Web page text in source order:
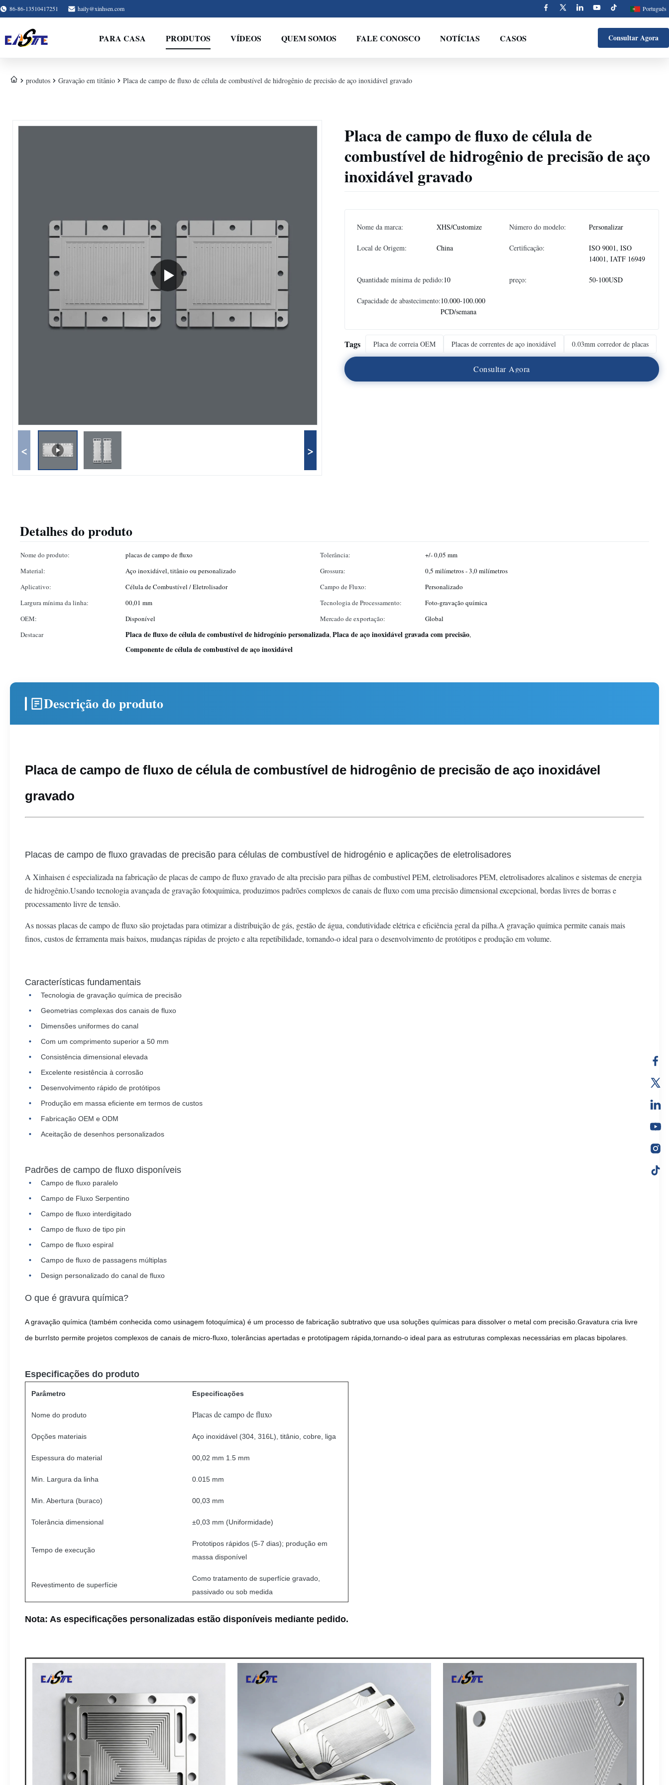
86-86-13510417251 haily@xinhsen.com Português
PARA CASA PRODUTOS VÍDEOS QUEM SOMOS FALE CONOSCO NOTÍCIAS CASOS Consultar Agora
produtos Gravação em titânio Placa de campo de fluxo de célula de combustível de hidrogênio de precisão de aço inoxidável gravado
< >
Placa de campo de fluxo de célula de
combustível de hidrogênio de precisão de aço
inoxidável gravado
Nome da marca: XHS/Customize Número do modelo: Personalizar
Local de Origem: China Certificação:
ISO 9001, ISO
14001, IATF 16949
Quantidade mínima de pedido:10 preço: 50-100USD
Capacidade de abastecimento:10.000-100.000
PCD/semana
Tags Placa de correia OEM Placas de correntes de aço inoxidável 0.03mm corredor de placas
Consultar Agora
Detalhes do produto
Nome do produto: placas de campo de fluxo Tolerância:
+/- 0,05 mm
Material:
Aço inoxidável, titânio ou personalizado Grossura:
0,5 milímetros - 3,0 milímetros
Aplicativo:
Célula de Combustível / Eletrolisador Campo de Fluxo:
Personalizado
Largura mínima da linha:
00,01 mm Tecnologia de Processamento:
Foto-gravação química
OEM:
Disponível Mercado de exportação:
Global
Destacar
Placa de fluxo de célula de combustível de hidrogénio personalizada,Placa de aço inoxidável gravada com precisão,
Componente de célula de combustível de aço inoxidável
Descrição do produto
Placa de campo de fluxo de célula de combustível de hidrogênio de precisão de aço inoxidável
gravado
Placas de campo de fluxo gravadas de precisão para células de combustível de hidrogénio e aplicações de eletrolisadores
A Xinhaisen é especializada na fabricação de placas de campo de fluxo gravado de alta precisão para pilhas de combustível PEM, eletrolisadores PEM, eletrolisadores alcalinos e sistemas de energia
de hidrogênio.Usando tecnologia avançada de gravação fotoquímica, produzimos padrões complexos de canais de fluxo com uma precisão dimensional excepcional, bordas livres de borras e
processamento livre de tensão.
As nossas placas de campo de fluxo são projetadas para otimizar a distribuição de gás, gestão de água, condutividade elétrica e eficiência geral da pilha.A gravação química permite canais mais
finos, custos de ferramenta mais baixos, mudanças rápidas de projeto e alta repetibilidade, tornando-o ideal para o desenvolvimento de protótipos e produção em volume.
Características fundamentais
Tecnologia de gravação química de precisão
Geometrias complexas dos canais de fluxo
Dimensões uniformes do canal
Com um comprimento superior a 50 mm
Consistência dimensional elevada
Excelente resistência à corrosão
Desenvolvimento rápido de protótipos
Produção em massa eficiente em termos de custos
Fabricação OEM e ODM
Aceitação de desenhos personalizados
Padrões de campo de fluxo disponíveis
Campo de fluxo paralelo
Campo de Fluxo Serpentino
Campo de fluxo interdigitado
Campo de fluxo de tipo pin
Campo de fluxo espiral
Campo de fluxo de passagens múltiplas
Design personalizado do canal de fluxo
O que é gravura química?
A gravação química (também conhecida como usinagem fotoquímica) é um processo de fabricação subtrativo que usa soluções químicas para dissolver o metal com precisão.Gravatura cria livre
de burrIsto permite projetos complexos de canais de micro-fluxo, tolerâncias apertadas e prototipagem rápida,tornando-o ideal para as estruturas complexas necessárias em placas bipolares.
Especificações do produto
Parâmetro Especificações
Nome do produto Placas de campo de fluxo
Opções materiais Aço inoxidável (304, 316L), titânio, cobre, liga
Espessura do material 00,02 mm 1.5 mm
Min. Largura da linha 0.015 mm
Min. Abertura (buraco) 00,03 mm
Tolerância dimensional ±0,03 mm (Uniformidade)
Tempo de execução
Prototipos rápidos (5-7 dias); produção em
massa disponível
Revestimento de superfície
Como tratamento de superfície gravado,
passivado ou sob medida
Nota: As especificações personalizadas estão disponíveis mediante pedido.